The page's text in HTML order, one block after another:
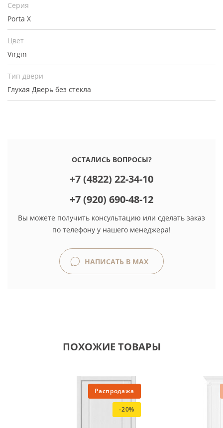
Серия
Porta X
Цвет
Virgin
Тип двери
Глухая Дверь без стекла
ОСТАЛИСЬ ВОПРОСЫ?
+7 (4822) 22-34-10
+7 (920) 690-48-12
Вы можете получить консультацию или сделать заказ
по телефону у нашего менеджера!
НАПИСАТЬ В MAX
ПОХОЖИЕ ТОВАРЫ
Распродажа
-20%